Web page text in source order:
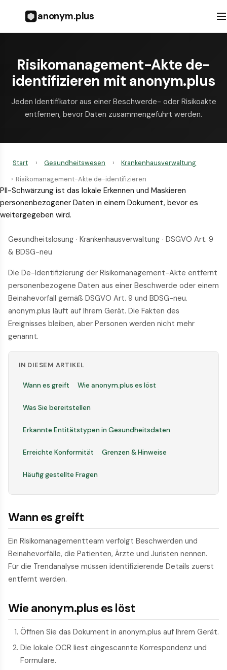
anonym.plus
Risikomanagement-Akte de-
identifizieren mit anonym.plus
Jeden Identifikator aus einer Beschwerde- oder Risikoakte
entfernen, bevor Daten zusammengeführt werden.
Start › Gesundheitswesen ›
Krankenhausverwaltung
› Risikomanagement-Akte de-identifizieren
PII-Schwärzung ist das lokale Erkennen und Maskieren
personenbezogener Daten in einem Dokument, bevor es
weitergegeben wird.
Gesundheitslösung · Krankenhausverwaltung · DSGVO Art. 9
& BDSG-neu
Die De-Identifizierung der Risikomanagement-Akte entfernt
personenbezogene Daten aus einer Beschwerde oder einem
Beinahevorfall gemäß DSGVO Art. 9 und BDSG-neu.
anonym.plus läuft auf Ihrem Gerät. Die Fakten des
Ereignisses bleiben, aber Personen werden nicht mehr
genannt.
IN DIESEM ARTIKEL
Wann es greift Wie anonym.plus es löst
Was Sie bereitstellen
Erkannte Entitätstypen in Gesundheitsdaten
Erreichte Konformität Grenzen & Hinweise
Häufig gestellte Fragen
Wann es greift
Ein Risikomanagementteam verfolgt Beschwerden und
Beinahevorfälle, die Patienten, Ärzte und Juristen nennen.
Für die Trendanalyse müssen identifizierende Details zuerst
entfernt werden.
Wie anonym.plus es löst
Öffnen Sie das Dokument in anonym.plus auf Ihrem Gerät.
Die lokale OCR liest eingescannte Korrespondenz und
Formulare.